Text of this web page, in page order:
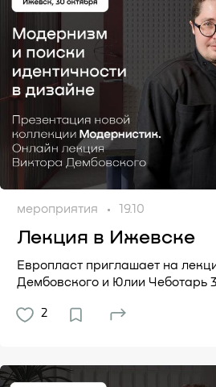
мероприятия 19.10
Лекция в Ижевске
Европласт приглашает на
Дембовского и Юлии Чеботарь
2